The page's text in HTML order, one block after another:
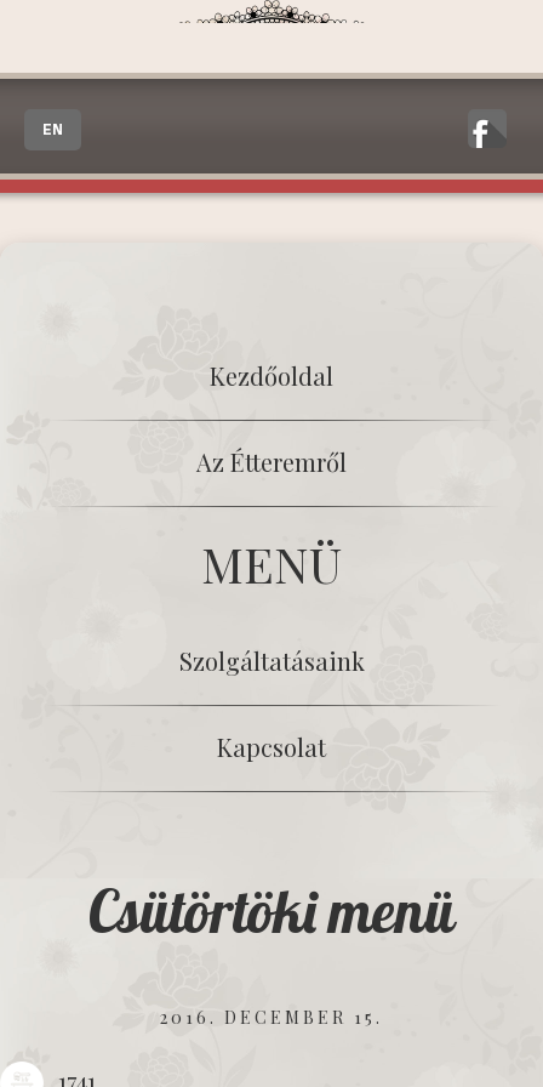
EN
Kezdőoldal
Az Étteremről
MENÜ
Szolgáltatásaink
Kapcsolat
Csütörtöki menü
2016. DECEMBER 15.
1741